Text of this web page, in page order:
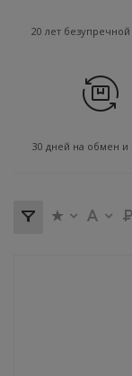
20 лет
30 дней на обмен и